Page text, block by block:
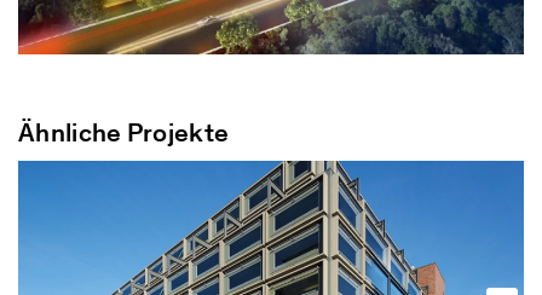
Ähnliche Projekte